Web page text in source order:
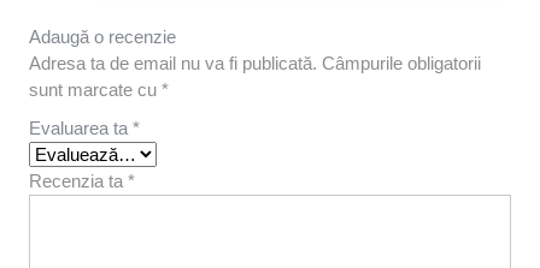
Adaugă o recenzie
Adresa ta de email nu va fi publicată. Câmpurile obligatorii
sunt marcate cu *
Evaluarea ta *
Recenzia ta *